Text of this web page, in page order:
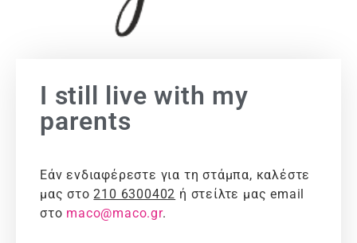
I still live with my
parents
Εάν ενδιαφέρεστε για τη στάμπα, καλέστε
μας στο210 6300402 ή στείλτε μας email
στο maco@maco.gr.